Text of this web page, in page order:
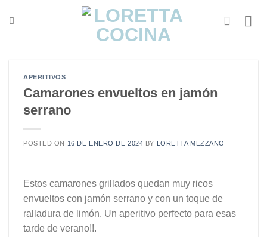
APERITIVOS
Camarones envueltos en jamón
serrano
POSTED ON 16 DE ENERO DE 2024 BY LORETTA MEZZANO
Estos camarones grillados quedan muy ricos
envueltos con jamón serrano y con un toque de
ralladura de limón. Un aperitivo perfecto para esas
tarde de verano!!.